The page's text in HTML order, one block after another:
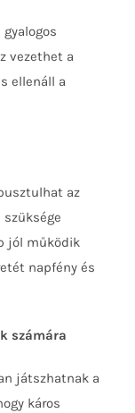
vezethet a
ellenáll a
az
jól működik
napfény és
számára
játszhatnak a
káros